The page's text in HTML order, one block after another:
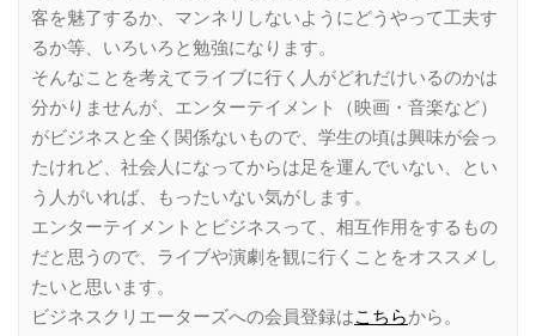
客を魅了するか、マンネリしないようにどうやって工夫す
るか等、いろいろと勉強になります。
そんなことを考えてライブに行く人がどれだけいるのかは
分かりませんが、エンターテイメント（映画・音楽など）
がビジネスと全く関係ないもので、学生の頃は興味が会っ
たけれど、社会人になってからは足を運んでいない、とい
う人がいれば、もったいない気がします。
エンターテイメントとビジネスって、相互作用をするもの
だと思うので、ライブや演劇を観に行くことをオススメし
たいと思います。
ビジネスクリエーターズへの会員登録はこちらから。